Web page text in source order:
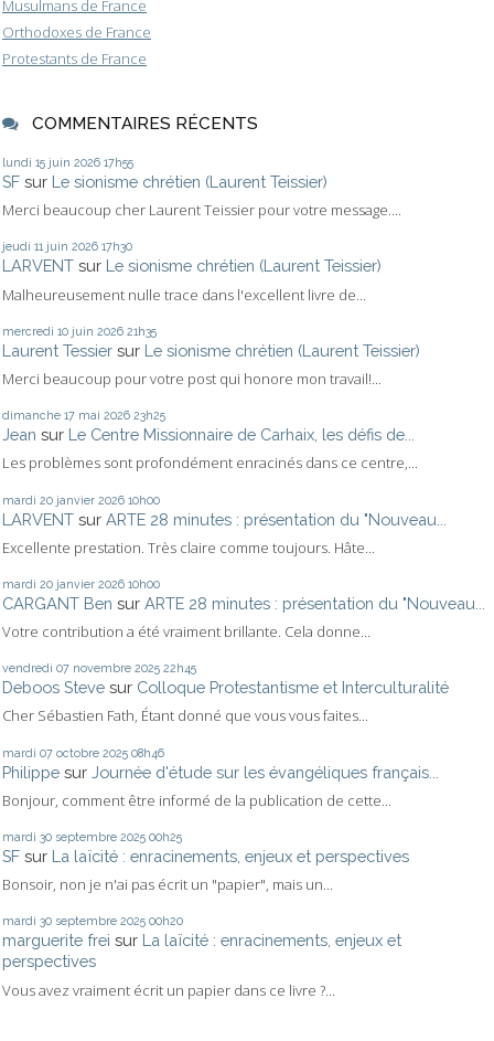
Musulmans de France
Orthodoxes de France
Protestants de France
COMMENTAIRES RÉCENTS
lundi 15 juin 2026 17h55
SF sur Le sionisme chrétien (Laurent Teissier)
Merci beaucoup cher Laurent Teissier pour votre message....
jeudi 11 juin 2026 17h30
LARVENT sur Le sionisme chrétien (Laurent Teissier)
Malheureusement nulle trace dans l'excellent livre de...
mercredi 10 juin 2026 21h35
Laurent Tessier sur Le sionisme chrétien (Laurent Teissier)
Merci beaucoup pour votre post qui honore mon travail!...
dimanche 17 mai 2026 23h25
Jean sur Le Centre Missionnaire de Carhaix, les défis de...
Les problèmes sont profondément enracinés dans ce centre,...
mardi 20 janvier 2026 10h00
LARVENT sur ARTE 28 minutes : présentation du "Nouveau...
Excellente prestation. Très claire comme toujours. Hâte...
mardi 20 janvier 2026 10h00
CARGANT Ben sur ARTE 28 minutes : présentation du "Nouveau...
Votre contribution a été vraiment brillante. Cela donne...
vendredi 07 novembre 2025 22h45
Deboos Steve sur Colloque Protestantisme et Interculturalité
Cher Sébastien Fath, Étant donné que vous vous faites...
mardi 07 octobre 2025 08h46
Philippe sur Journée d'étude sur les évangéliques français...
Bonjour, comment être informé de la publication de cette...
mardi 30 septembre 2025 00h25
SF sur La laïcité : enracinements, enjeux et perspectives
Bonsoir, non je n'ai pas écrit un "papier", mais un...
mardi 30 septembre 2025 00h20
marguerite frei sur La laïcité : enracinements, enjeux et
perspectives
Vous avez vraiment écrit un papier dans ce livre ?...